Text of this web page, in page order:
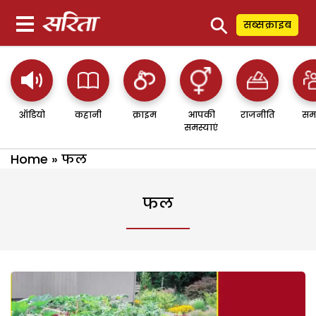
⚲ सब्सक्राइब
ऑडियो कहानी क्राइम
आपकी
समस्याएं
राजनीति
Home » फल
फल